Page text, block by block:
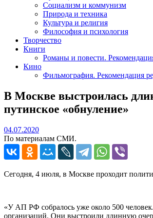
Социализм и коммунизм
Природа и техника
Культура и религия
Философия и психология
Творчество
Книги
Романы и повести.
Кино
Фильмография. Рекомендация
В Москве выстроилась
путинское «обнуление»
04.07.202004.07.2020
По материалам СМИ.
Сегодня, 4 июля, в Москве проходит
«У АП РФ собралось уже около 500
организаций. Они выстроили длинную